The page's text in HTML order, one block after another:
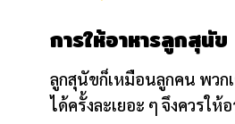
การให้อาหารลูกสุนัข
ลูกสุนัขก็เหมือนลูกคน พวก
ได้ครั้งละเยอะ ๆ จึงควรใ